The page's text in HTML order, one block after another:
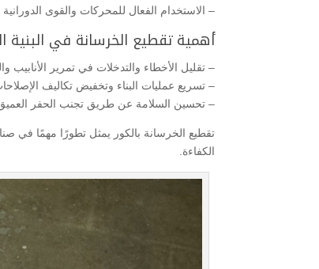
– الاستخدام الفعال للمحركات والقوى
أهمية تقطيع الخرسانة في البنية
– تقليل الأخطاء والتدخلات في تمرير الأنابيب
– تسريع عمليات البناء وتخفيض تكاليف
– تحسين السلامة عن طريق تجنب الحفر العميق
تقطيع الخرسانة بالكور يمثل تطورًا مهمًا في
الكفاءة.